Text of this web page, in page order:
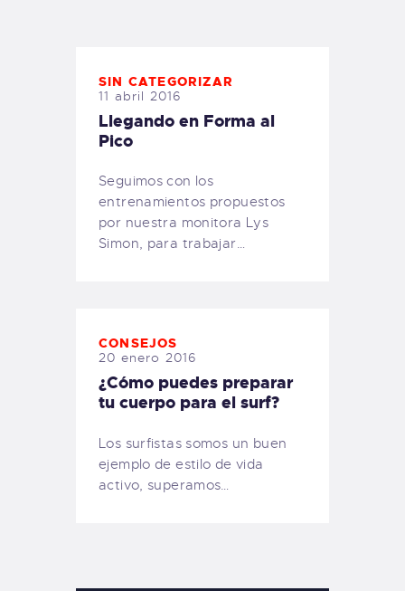
SIN CATEGORIZAR
11 abril 2016
Llegando en Forma al
Pico
Seguimos con los
entrenamientos propuestos
por nuestra monitora Lys
Simon, para trabajar…
CONSEJOS
20 enero 2016
¿Cómo puedes preparar
tu cuerpo para el surf?
Los surfistas somos un buen
ejemplo de estilo de vida
activo, superamos…